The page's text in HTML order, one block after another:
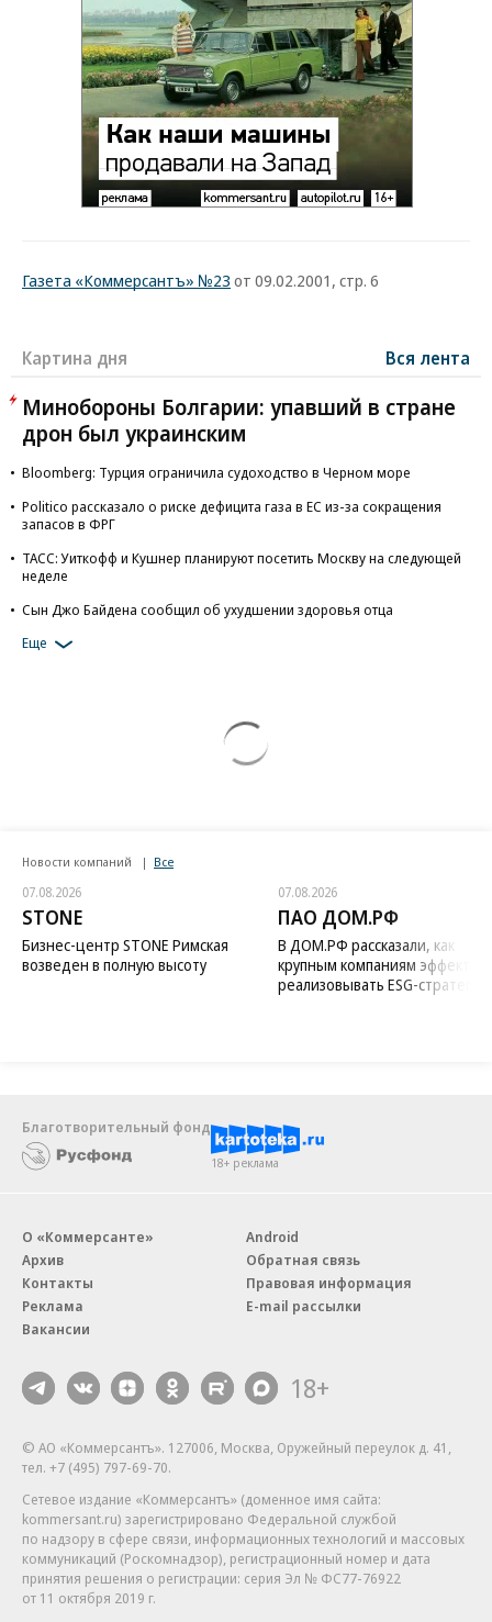
Газета «Коммерсантъ» №23 от 09.02.2001, стр. 6
Картина дня Вся лента
Минобороны Болгарии: упавший в стране
дрон был украинским
Bloomberg: Турция ограничила судоходство в Черном море
Politico рассказало о риске дефицита газа в ЕС из-за сокращения
запасов в ФРГ
ТАСС: Уиткофф и Кушнер планируют посетить Москву на следующей
неделе
Сын Джо Байдена сообщил об ухудшении здоровья отца
Еще
Новости компаний Все
07.08.2026
STONE
Бизнес-центр STONE Римская
возведен в полную высоту
07.08.2026
ПАО ДОМ.РФ
В ДОМ.РФ рассказали, как
крупным компаниям
реализовывать ESG-стратегию
Благотворительный фонд
18+ реклама
О «Коммерсанте»
Архив
Контакты
Реклама
Вакансии
Android
Обратная связь
Правовая информация
E-mail рассылки
18+
© АО «Коммерсантъ». 127006, Москва, Оружейный переулок д. 41,
тел. +7 (495) 797-69-70.
Сетевое издание «Коммерсантъ» (доменное имя сайта:
kommersant.ru) зарегистрировано Федеральной службой
по надзору в сфере связи, информационных технологий и массовых
коммуникаций (Роскомнадзор), регистрационный номер и дата
принятия решения о регистрации: серия Эл № ФС77-76922
от 11 октября 2019 г.